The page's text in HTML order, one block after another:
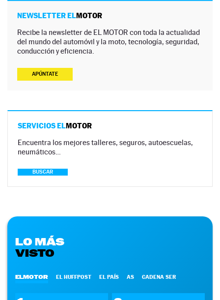
NEWSLETTER ELMOTOR
Recibe la newsletter de EL MOTOR con toda la actualidad
del mundo del automóvil y la moto, tecnología, seguridad,
conducción y eficiencia.
APÚNTATE
SERVICIOS ELMOTOR
Encuentra los mejores talleres, seguros, autoescuelas,
neumáticos…
BUSCAR
LO MÁS
VISTO
ELMOTOR EL HUFFPOST EL PAÍS AS CADENA SER